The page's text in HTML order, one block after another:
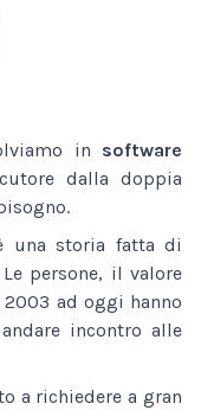
in software
dalla doppia
una storia fatta di
persone, il valore
ad oggi hanno
incontro alle
a richiedere a gran